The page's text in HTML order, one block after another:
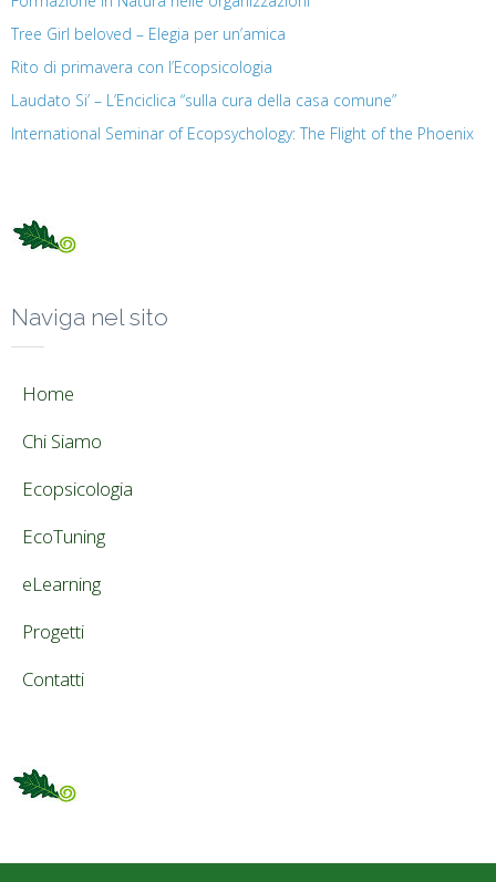
Tree Girl beloved – Elegia per un’amica
Rito di primavera con l’Ecopsicologia
Laudato Si’ – L’Enciclica “sulla cura della casa comune”
International Seminar of Ecopsychology: The Flight of the Phoenix
Naviga nel sito
Home
Chi Siamo
Ecopsicologia
EcoTuning
eLearning
Progetti
Contatti